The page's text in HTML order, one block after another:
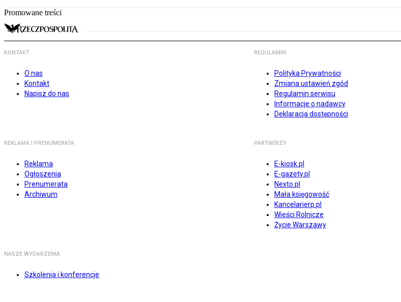
Promowane treści
KONTAKT
O nas
Kontakt
Napisz do nas
REGULAMIN
Polityka Prywatności
Zmiana ustawień zgód
Regulamin serwisu
Informacje o nadawcy
Deklaracja dostępności
REKLAMA I PRENUMERATA
Reklama
Ogłoszenia
Prenumerata
Archiwum
PARTNERZY
E-kiosk.pl
E-gazety.pl
Nexto.pl
Mała księgowość
Kancelarierp.pl
Wieści Rolnicze
Życie Warszawy
NASZE WYDARZENIA
Szkolenia i konferencje